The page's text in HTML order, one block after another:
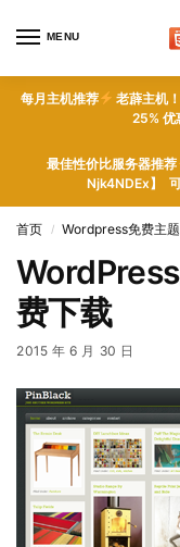
MENU
每月主机推荐
老薜主机
25% 优
最佳性价比服务器推荐
Njk4NDEx】
首页 / Wordpress免费主题
费下载
2015 年 6 月 30 日